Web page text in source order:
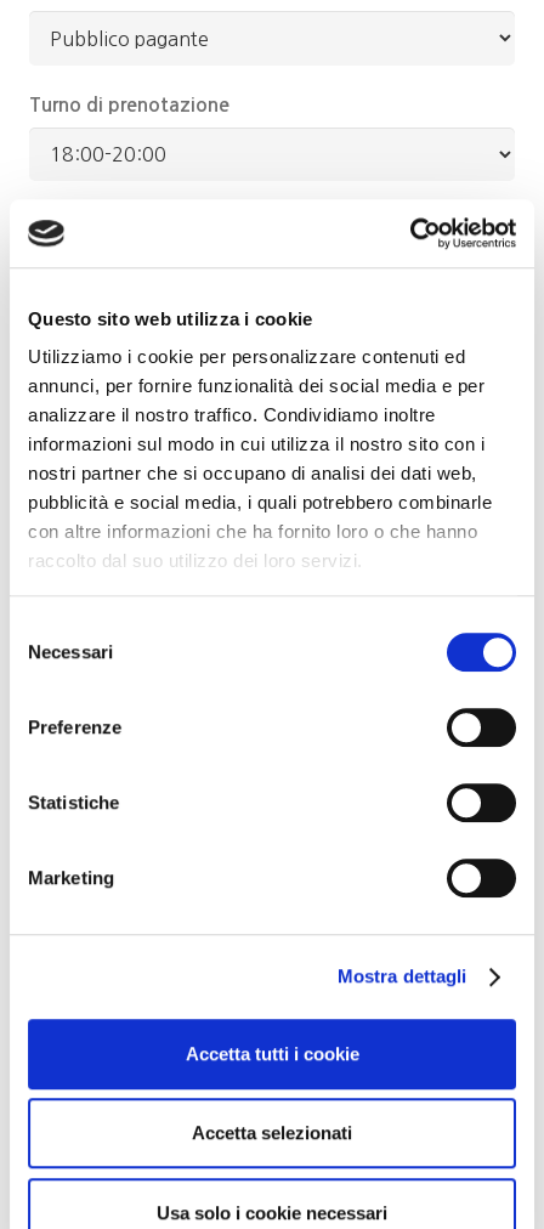
Questo sito web utilizza i cookie
Utilizziamo i cookie per personalizzare contenuti ed
annunci, per fornire funzionalità dei social media e per
analizzare il nostro traffico. Condividiamo inoltre
informazioni sul modo in cui utilizza il nostro sito con i
nostri partner che si occupano di analisi dei dati web,
pubblicità e social media, i quali potrebbero combinarle
con altre informazioni che ha fornito loro o che hanno
raccolto dal suo utilizzo dei loro servizi.
delNecessari
Preferenze
Statistiche
Marketing
Mostra dettagli
Accetta tutti i cookie
Accetta selezionati
Usa solo i cookie necessari
Turno di prenotazione
Metodo di Pagamento
Ho letto l' informativa privacye acconsento alla
europeo per la protezione dei dati personali n.
Cerca nei nostri
eventi